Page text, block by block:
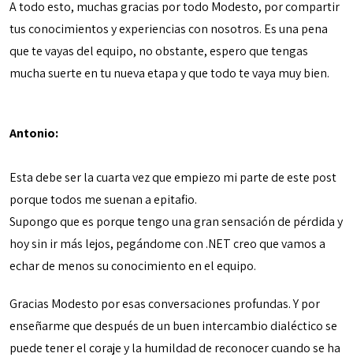
A todo esto, muchas gracias por todo Modesto, por compartir
tus conocimientos y experiencias con nosotros. Es una pena
que te vayas del equipo, no obstante, espero que tengas
mucha suerte en tu nueva etapa y que todo te vaya muy bien.
Antonio:
Esta debe ser la cuarta vez que empiezo mi parte de este post
porque todos me suenan a epitafio.
Supongo que es porque tengo una gran sensación de pérdida y
hoy sin ir más lejos, pegándome con .NET creo que vamos a
echar de menos su conocimiento en el equipo.
Gracias Modesto por esas conversaciones profundas. Y por
enseñarme que después de un buen intercambio dialéctico se
puede tener el coraje y la humildad de reconocer cuando se ha